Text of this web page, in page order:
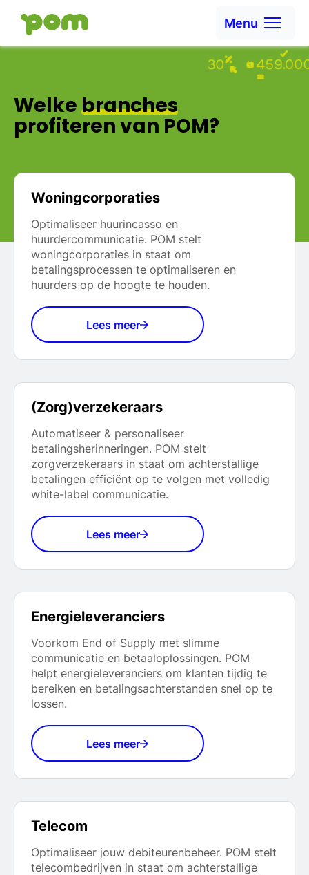
Ga naar Home
Menu
Welkebranches
profiteren van POM?
Woningcorporaties
Optimaliseer huurincasso en
huurdercommunicatie. POM stelt
woningcorporaties in staat om
betalingsprocessen te optimaliseren en
huurders op de hoogte te houden.
Lees meer
(Zorg)verzekeraars
Automatiseer & personaliseer
betalingsherinneringen. POM stelt
zorgverzekeraars in staat om achterstallige
betalingen efficiënt op te volgen met volledig
white-label communicatie.
Lees meer
Energieleveranciers
Voorkom End of Supply met slimme
communicatie en betaaloplossingen. POM
helpt energieleveranciers om klanten tijdig te
bereiken en betalingsachterstanden snel op te
lossen.
Lees meer
Telecom
Optimaliseer jouw debiteurenbeheer. POM stelt
telecombedrijven in staat om achterstallige